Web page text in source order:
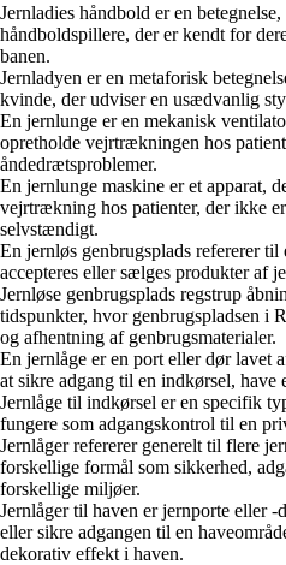
Jernladies håndbold er en
håndboldspillere, der er kendt for
banen.
Jernladyen er en metaforisk
kvinde, der udviser en usædvanlig
En jernlunge er en mekanisk
opretholde vejrtrækningen hos
åndedrætsproblemer.
En jernlunge maskine er et apparat,
vejrtrækning hos patienter, der ikke
selvstændigt.
En jernløs genbrugsplads refererer
accepteres eller sælges produkter af
Jernløse genbrugsplads regstrup
tidspunkter, hvor genbrugspladsen i
og afhentning af genbrugsmaterialer.
En jernlåge er en port eller dør lavet
at sikre adgang til en indkørsel, have
Jernlåge til indkørsel er en specifik
fungere som adgangskontrol til en
Jernlåger refererer generelt til flere
forskellige formål som sikkerhed,
forskellige miljøer.
Jernlåger til haven er jernporte eller
eller sikre adgangen til en
dekorativ effekt i haven.